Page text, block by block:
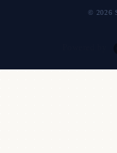
© 2026